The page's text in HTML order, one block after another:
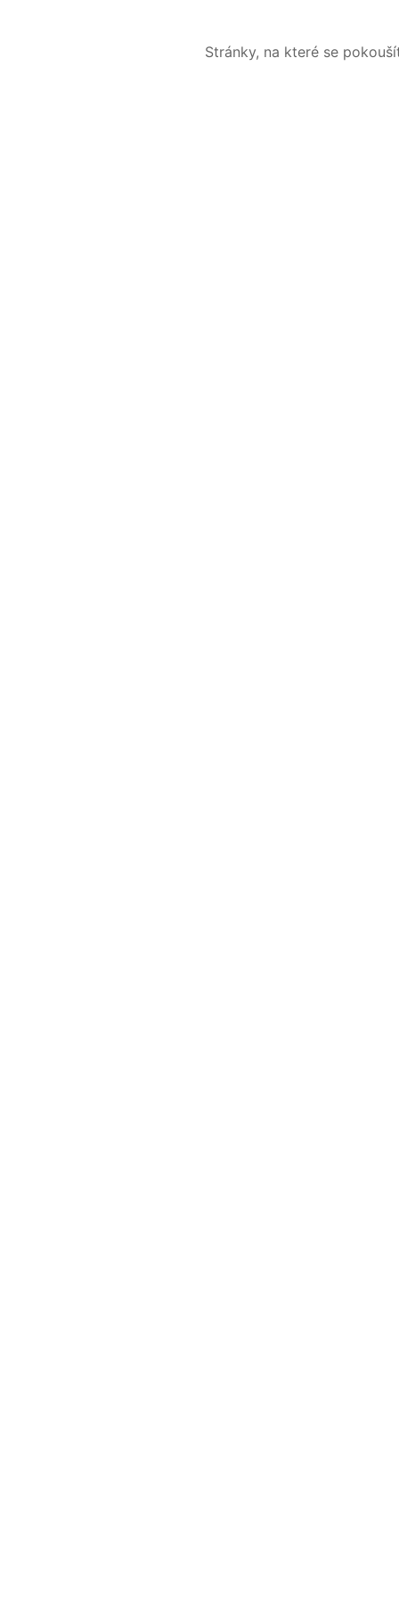
Stránky, na které se